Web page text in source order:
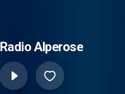
Radio Alperose